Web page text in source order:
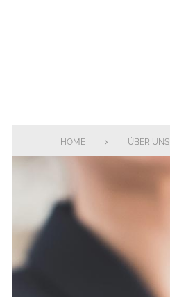
HOME ÜBER UNS
Karriere